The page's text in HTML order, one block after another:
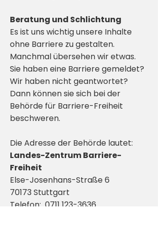
Beratung und Schlichtung
Es ist uns wichtig unsere Inhalte
ohne Barriere zu gestalten.
Manchmal übersehen wir etwas.
Sie haben eine Barriere gemeldet?
Wir haben nicht geantwortet?
Dann können sie sich bei der
Behörde für Barriere-Freiheit
beschweren.
Die Adresse der Behörde lautet:
Landes-Zentrum Barriere-
Freiheit
Else-Josenhans-Straße 6
70173 Stuttgart
Telefon: 0711 123-3636